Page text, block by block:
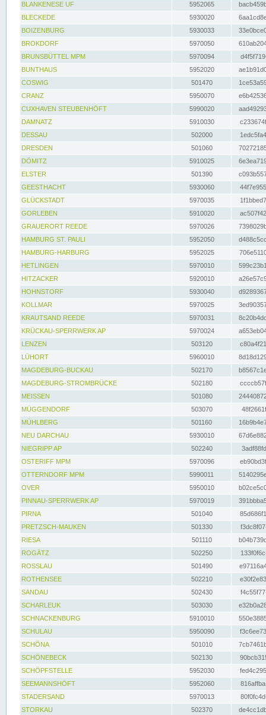
BLANKENESE UF
5952065
BLECKEDE
5930020
BOIZENBURG
5930033
BROKDORF
5970050
BRUNSBÜTTEL MPM
5970094
BUNTHAUS
5952020
COSWIG
501470
CRANZ
5950070
CUXHAVEN STEUBENHÖFT
5990020
DAMNATZ
5910030
DESSAU
502000
DRESDEN
501060
DÖMITZ
5910025
ELSTER
501390
GEESTHACHT
5930060
GLÜCKSTADT
5970035
GORLEBEN
5910020
GRAUERORT REEDE
5970026
HAMBURG ST. PAULI
5952050
HAMBURG-HARBURG
5952025
HETLINGEN
5970010
HITZACKER
5920010
HOHNSTORF
5930040
KOLLMAR
5970025
KRAUTSAND REEDE
5970031
KRÜCKAU-SPERRWERK AP
5970024
LENZEN
503120
LÜHORT
5960010
MAGDEBURG-BUCKAU
502170
MAGDEBURG-STROMBRÜCKE
502180
MEISSEN
501080
MÜGGENDORF
503070
MÜHLBERG
501160
NEU DARCHAU
5930010
NIEGRIPP AP
502240
OSTERIFF MPM
5970096
OTTERNDORF MPM
5990011
OVER
5950010
PINNAU-SPERRWERK AP
5970019
PIRNA
501040
PRETZSCH-MAUKEN
501330
RIESA
501110
ROGÄTZ
502250
ROSSLAU
501490
ROTHENSEE
502210
SANDAU
502430
SCHARLEUK
503030
SCHNACKENBURG
5910010
SCHULAU
5950090
SCHÖNA
501010
SCHÖNEBECK
502130
SCHÖPFSTELLE
5952030
SEEMANNSHÖFT
5952060
STADERSAND
5970013
STORKAU
502370